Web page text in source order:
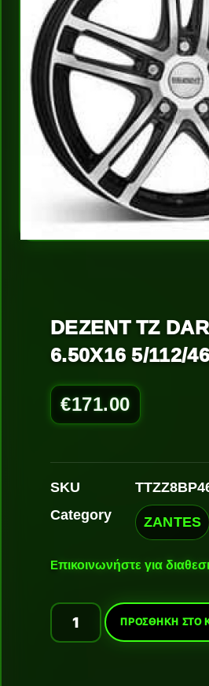
DEZENT TZ
6.50X16 5/112/
€171.00
SKU
Category
ZANTES
Επικοινωνήστε για
ΠΡΟΣΘΉΚΗ ΣΤΟ